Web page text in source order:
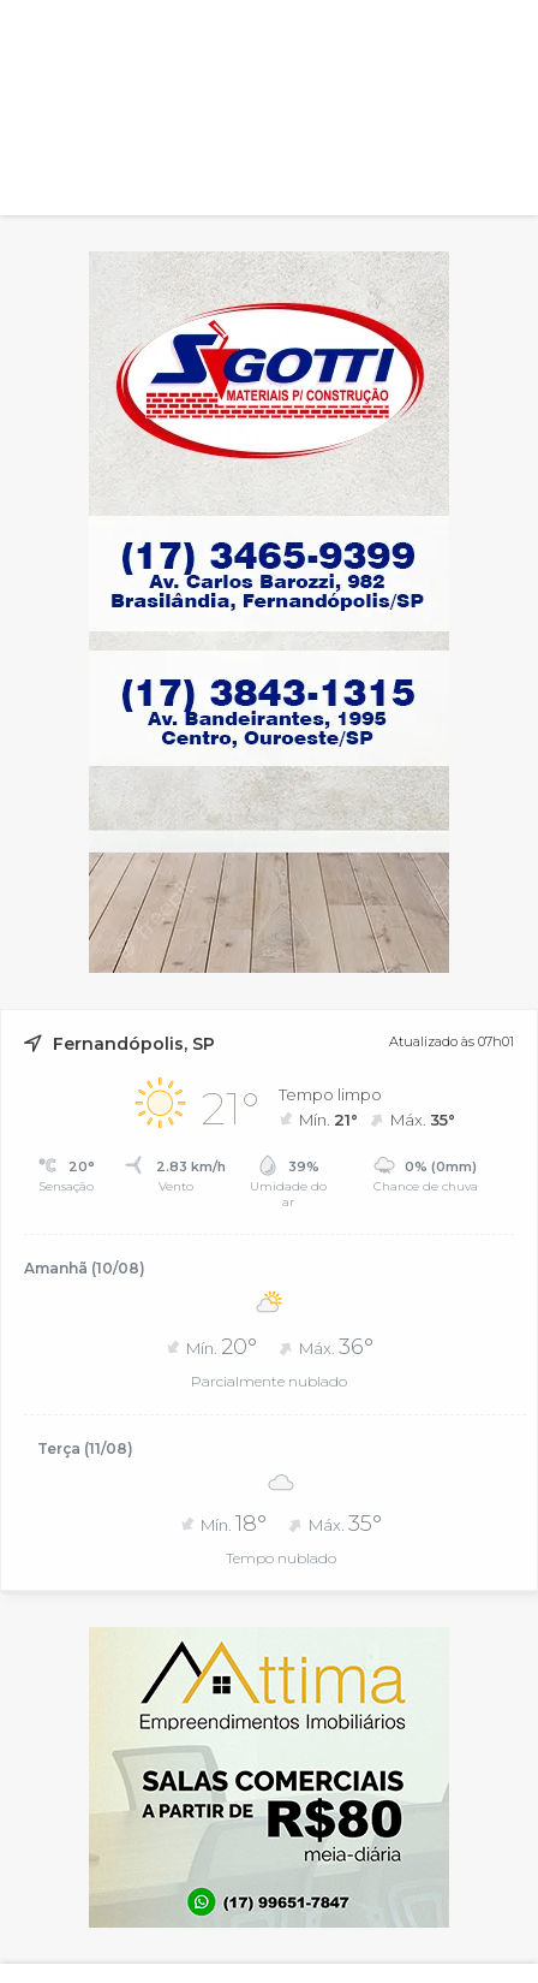
Fernandópolis, SP Atualizado às 07h01
21°
Tempo limpo
Mín. 21° Máx.35°
20°
Sensação
2.83 km/h
Vento
39%
Umidade do
ar
0% (0mm)
Chance de chuva
Amanhã (10/08)
Mín. 20° Máx. 36°
Parcialmente nublado
Terça (11/08)
Mín. 18° Máx.35°
Tempo nublado